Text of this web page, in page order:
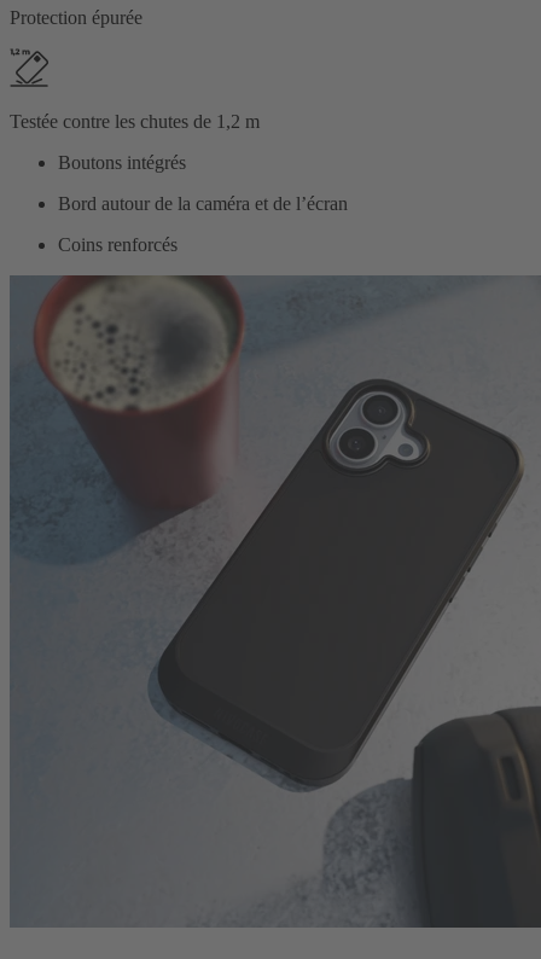
Protection épurée
Testée contre les chutes de 1,2 m
Boutons intégrés
Bord autour de la caméra et de l’écran
Coins renforcés